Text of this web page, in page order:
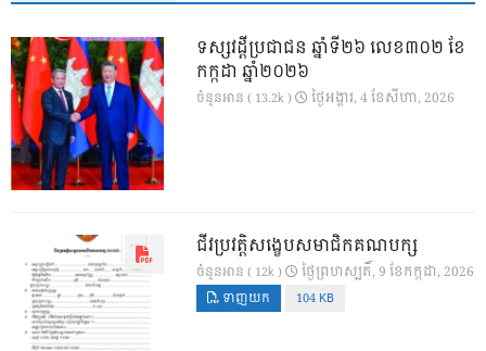
ទស្សវដ្តីប្រជាជន ឆ្នាំទី២៦ លេខ៣០២ ខែ
កក្កដា ឆ្នាំ២០២៦
ចំនួនអាន ( 13.2k ) ថ្ងៃ​អង្គារ, 4 ខែ​សីហា, 2026
ជីវប្រវត្តិសង្ខេបសមាជិកគណបក្ស
ចំនួនអាន ( 12k ) ថ្ងៃ​ព្រហស្បតិ៍, 9 ខែ​កក្កដា, 2026
ទាញយក 104 KB